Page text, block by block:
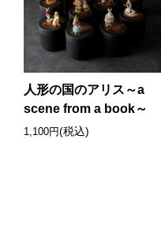
人形の国のアリス～a
scene from a book～
1,100円(税込)